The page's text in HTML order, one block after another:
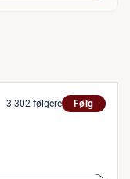
3.302 følgere Følg